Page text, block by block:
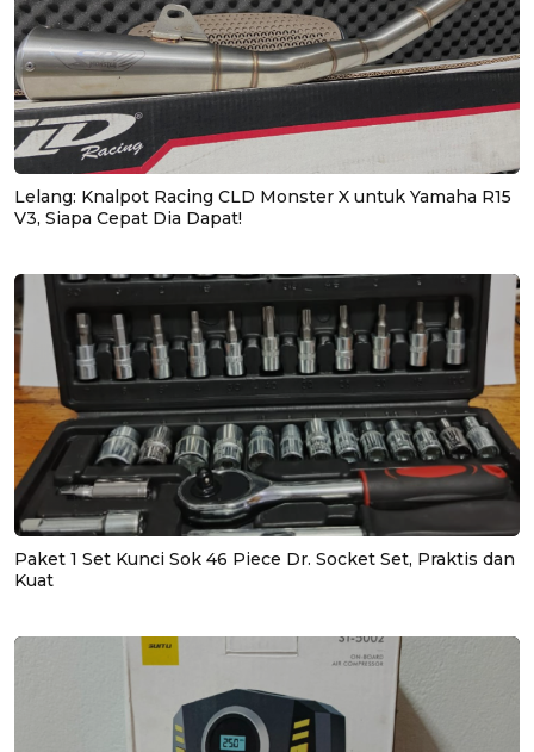
Lelang: Knalpot Racing CLD Monster X untuk Yamaha R15
V3, Siapa Cepat Dia Dapat!
Paket 1 Set Kunci Sok 46 Piece Dr. Socket Set, Praktis dan
Kuat